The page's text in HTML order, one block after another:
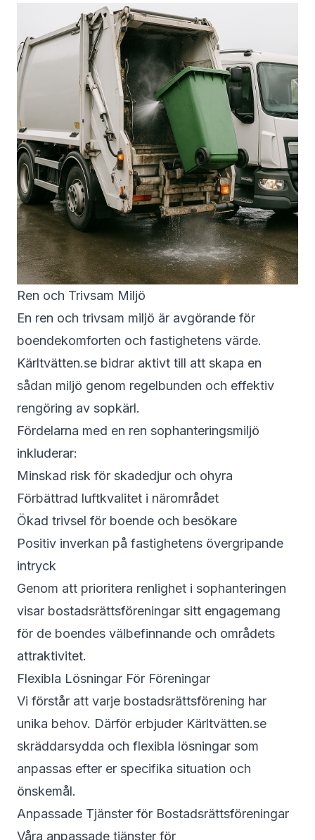
Ren och Trivsam Miljö
En ren och trivsam miljö är avgörande för
boendekomforten och fastighetens värde.
Kärltvätten.se bidrar aktivt till att skapa en
sådan miljö genom regelbunden och effektiv
rengöring av sopkärl.
Fördelarna med en ren sophanteringsmiljö
inkluderar:
Minskad risk för skadedjur och ohyra
Förbättrad luftkvalitet i närområdet
Ökad trivsel för boende och besökare
Positiv inverkan på fastighetens övergripande
intryck
Genom att prioritera renlighet i sophanteringen
visar bostadsrättsföreningar sitt engagemang
för de boendes välbefinnande och områdets
attraktivitet.
Flexibla Lösningar För Föreningar
Vi förstår att varje bostadsrättsförening har
unika behov. Därför erbjuder Kärltvätten.se
skräddarsydda och flexibla lösningar som
anpassas efter er specifika situation och
önskemål.
Anpassade Tjänster för Bostadsrättsföreningar
Våra anpassade tjänster för